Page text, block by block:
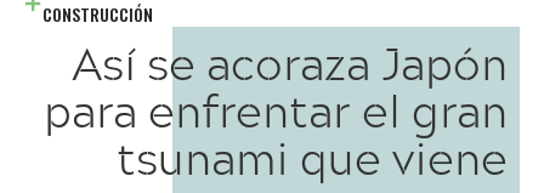
CONSTRUCCIÓN
Así se acoraza Japón
para enfrentar el gran
tsunami que viene